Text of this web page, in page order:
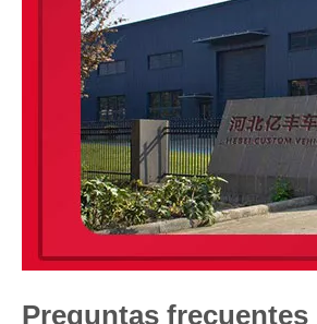
Preguntas frecuentes